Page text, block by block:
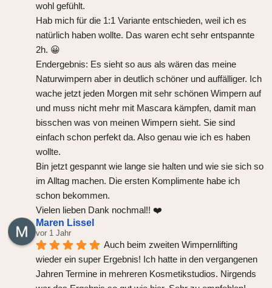
wohl gefühlt.
Hab mich für die 1:1 Variante entschieden, weil ich es
natürlich haben wollte. Das waren echt sehr entspannte
2h. 😀
Endergebnis: Es sieht so aus als wären das meine
Naturwimpern aber in deutlich schöner und auffälliger. Ich
wache jetzt jeden Morgen mit sehr schönen Wimpern auf
und muss nicht mehr mit Mascara kämpfen, damit man
bisschen was von meinen Wimpern sieht. Sie sind
einfach schon perfekt da. Also genau wie ich es haben
wollte.
Bin jetzt gespannt wie lange sie halten und wie sie sich so
im Alltag machen. Die ersten Komplimente habe ich
schon bekommen.
Vielen lieben Dank nochmal!! ❤️
Maren Lissel
vor 1 Jahr
Auch beim zweiten Wimpernlifting
wieder ein super Ergebnis! Ich hatte in den vergangenen
Jahren Termine in mehreren Kosmetikstudios. Nirgends